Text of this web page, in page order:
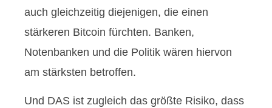
auch gleichzeitig diejenigen, die einen
stärkeren Bitcoin fürchten. Banken,
Notenbanken und die Politik wären hiervon
am stärksten betroffen.
Und DAS ist zugleich das größte Risiko, dass